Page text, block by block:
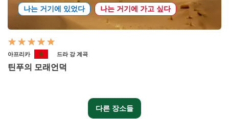
나는 거기에 있었다 나는 거기에 가고 싶다
아프리카 드라 강 계곡
틴푸의 모래언덕
다른 장소들